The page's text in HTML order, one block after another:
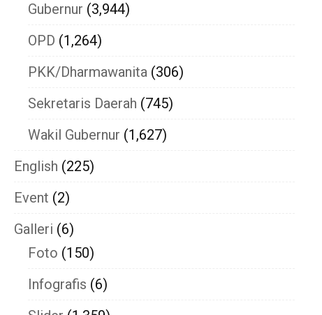
Gubernur (3,944)
OPD (1,264)
PKK/Dharmawanita (306)
Sekretaris Daerah (745)
Wakil Gubernur (1,627)
English (225)
Event (2)
Galleri (6)
Foto (150)
Infografis (6)